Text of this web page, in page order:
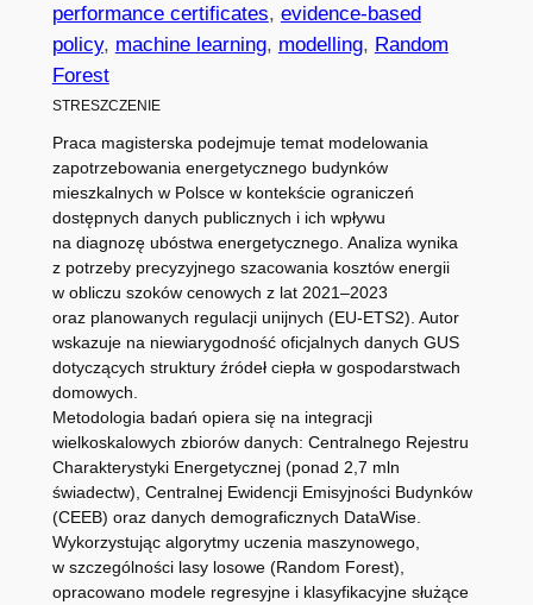
performance certificates, evidence-based
policy, machine learning, modelling, Random
Forest
STRESZCZENIE
Praca magisterska podejmuje temat modelowania
zapotrzebowania energetycznego budynków
mieszkalnych w Polsce w kontekście ograniczeń
dostępnych danych publicznych i ich wpływu
na diagnozę ubóstwa energetycznego. Analiza wynika
z potrzeby precyzyjnego szacowania kosztów energii
w obliczu szoków cenowych z lat 2021–2023
oraz planowanych regulacji unijnych (EU-ETS2). Autor
wskazuje na niewiarygodność oficjalnych danych GUS
dotyczących struktury źródeł ciepła w gospodarstwach
domowych.
Metodologia badań opiera się na integracji
wielkoskalowych zbiorów danych: Centralnego Rejestru
Charakterystyki Energetycznej (ponad 2,7 mln
świadectw), Centralnej Ewidencji Emisyjności Budynków
(CEEB) oraz danych demograficznych DataWise.
Wykorzystując algorytmy uczenia maszynowego,
w szczególności lasy losowe (Random Forest),
opracowano modele regresyjne i klasyfikacyjne służące